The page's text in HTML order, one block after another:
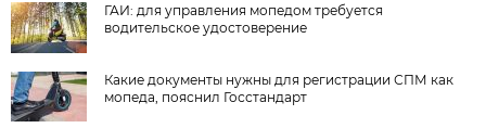
ГАИ: для управления мопедом требуется
водительское удостоверение
Какие документы нужны для регистрации СПМ как
мопеда, пояснил Госстандарт